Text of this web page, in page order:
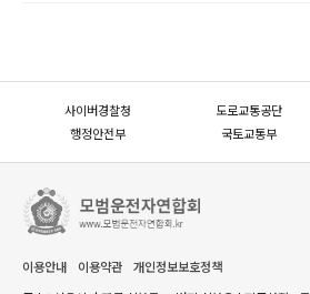
사이버경찰청 도로교통공단
행정안전부
국토교통부
이용안내 이용약관
개인정보보호정책